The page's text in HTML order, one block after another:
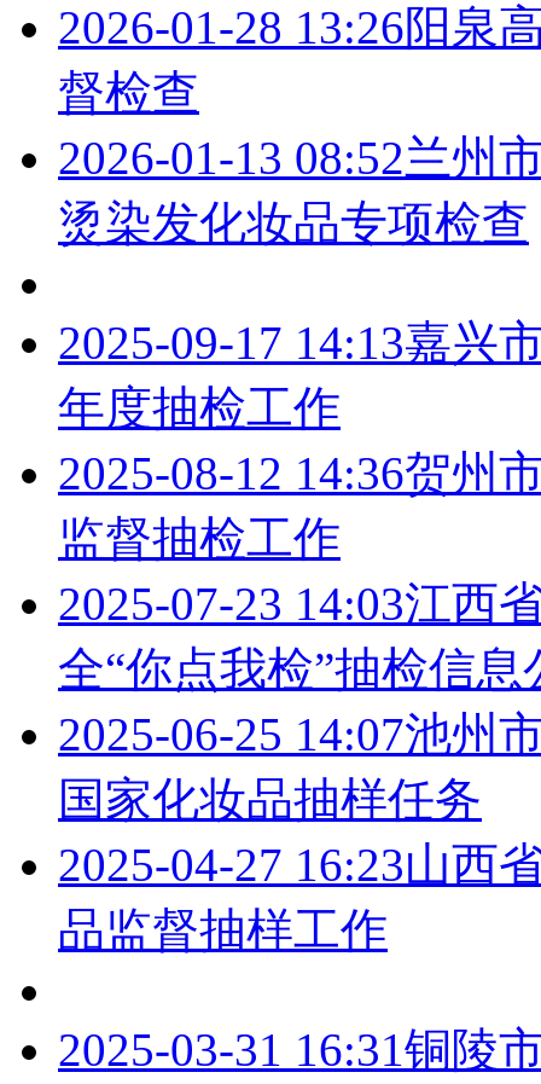
2026-01-28 13:26阳泉
督检查
2026-01-13 08:52兰州
烫染发化妆品专项检查
2025-09-17 14:13嘉兴
年度抽检工作
2025-08-12 14:36贺州
监督抽检工作
2025-07-23 14:03江西
全“你点我检”抽检信
2025-06-25 14:07池州
国家化妆品抽样任务
2025-04-27 16:23山西
品监督抽样工作
2025-03-31 16:31铜陵